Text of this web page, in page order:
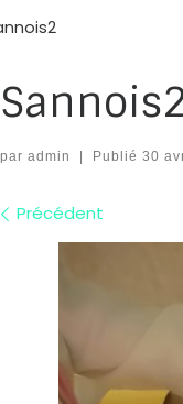
par admin Publié 30
Navigation
Précédent